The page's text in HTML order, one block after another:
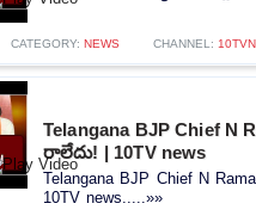
CATEGORY: NEWS CHANNEL:
Telangana BJP Chief
రాలేదు! | 10TV news
Telangana BJP Chief N
10TV news.....»»